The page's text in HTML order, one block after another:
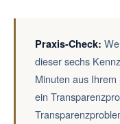
Praxis-Check:
dieser sechs
Minuten aus
ein